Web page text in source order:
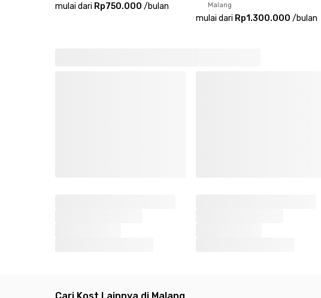
mulai dari Rp750.000 /bulan
Malang
mulai dari Rp1.300.000 /bulan